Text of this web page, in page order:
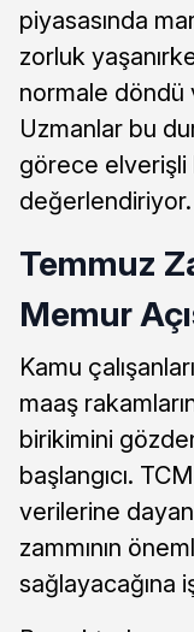
piyasasında
zorluk
normale döndü
Uzmanlar bu
görece
değerlendiriyor.
Temmuz
Memur
Kamu
maaş
birikimini
başlangıcı.
verilerine
zammının
sağlayacağına